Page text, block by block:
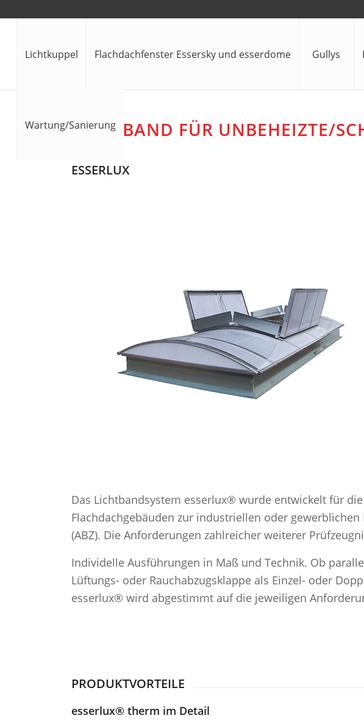
Lichtkuppel Flachdachfenster Essersky und esserdome Gullys
Wartung/SanierungLICHTBAND FÜR UNBEHEIZTE/
ESSERLUX
Das Lichtbandsystem esserlux® wurde entwickelt für
Flachdachgebäuden zur industriellen oder
(ABZ). Die Anforderungen zahlreicher weiterer
Individelle Ausführungen in Maß und Technik. Ob
Lüftungs- oder Rauchabzugsklappe als Einzel- oder
esserlux® wird abgestimmt auf die jeweiligen
PRODUKTVORTEILE
esserlux® therm im Detail